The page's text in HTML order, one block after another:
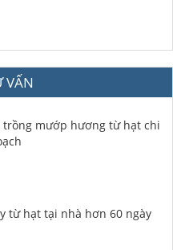
VẤN
trồng mướp hương từ hạt chi
từ hạt tại nhà hơn 60 ngày